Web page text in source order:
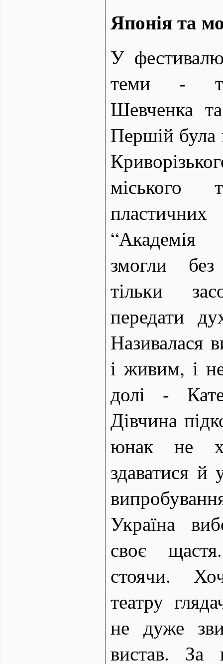
Японія та
У
теми -
Шевченка
Першій була
міського
змогли
тільки
передати
Називалася
і живим, і
долі -
Дівчина
юнак не
здаватися й
Україна
своє
стоячи.
театру
не дуже
вистав. За